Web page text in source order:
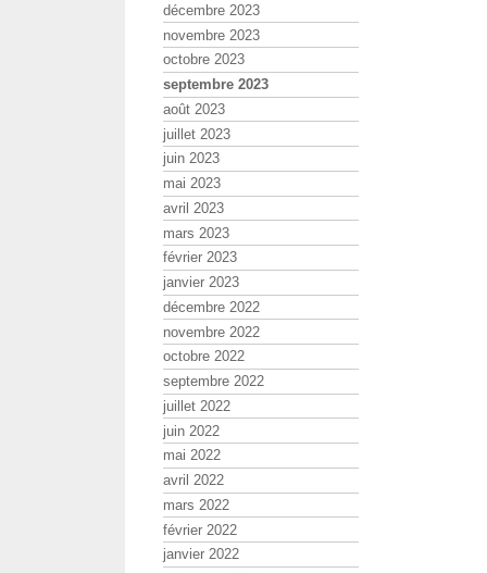
décembre 2023
novembre 2023
octobre 2023
septembre 2023
août 2023
juillet 2023
juin 2023
mai 2023
avril 2023
mars 2023
février 2023
janvier 2023
décembre 2022
novembre 2022
octobre 2022
septembre 2022
juillet 2022
juin 2022
mai 2022
avril 2022
mars 2022
février 2022
janvier 2022